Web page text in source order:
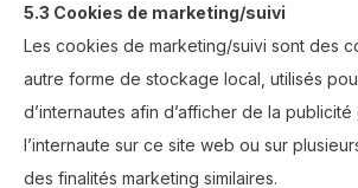
5.3 Cookies de marketing/suivi
Les cookies de marketing/suivi sont des
autre forme de stockage local, utilisés
d’internautes afin d’afficher de la
l’internaute sur ce site web ou sur
des finalités marketing similaires.